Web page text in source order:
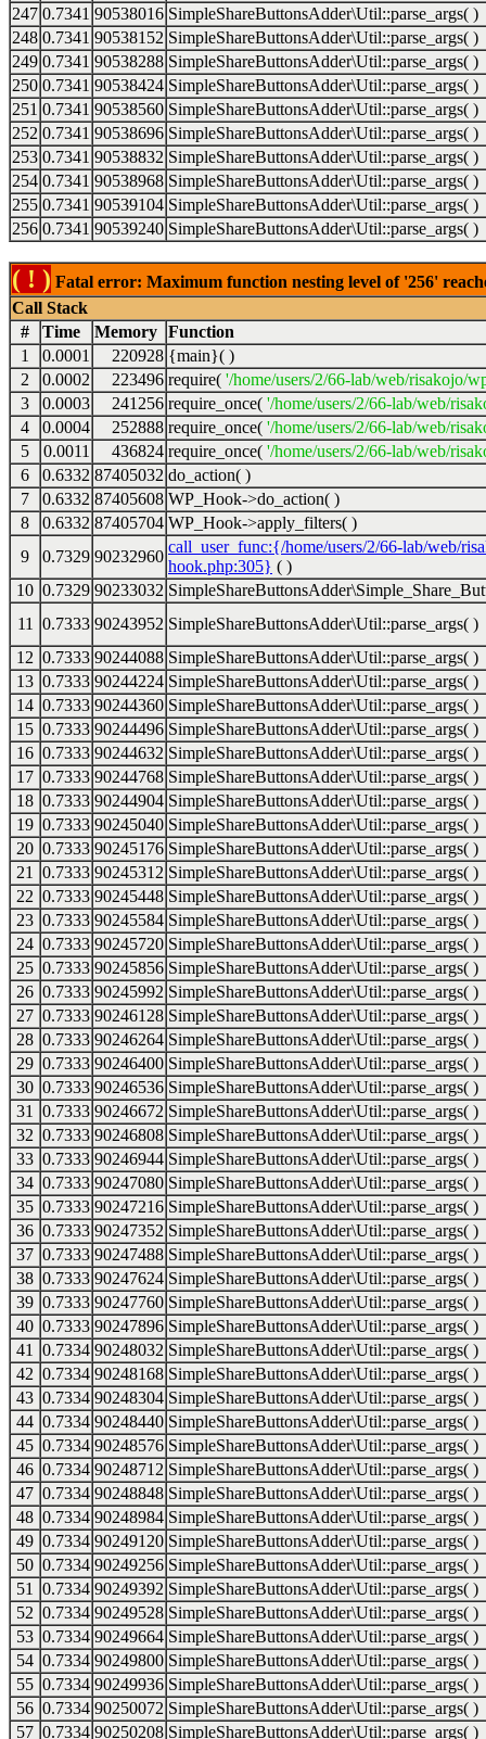
247 0.7341 90538016 SimpleShareButtonsAdder\Util::parse_args( )
248 0.7341 90538152 SimpleShareButtonsAdder\Util::parse_args( )
249 0.7341 90538288 SimpleShareButtonsAdder\Util::parse_args( )
250 0.7341 90538424 SimpleShareButtonsAdder\Util::parse_args( )
251 0.7341 90538560 SimpleShareButtonsAdder\Util::parse_args( )
252 0.7341 90538696 SimpleShareButtonsAdder\Util::parse_args( )
253 0.7341 90538832 SimpleShareButtonsAdder\Util::parse_args( )
254 0.7341 90538968 SimpleShareButtonsAdder\Util::parse_args( )
255 0.7341 90539104 SimpleShareButtonsAdder\Util::parse_args( )
256 0.7341 90539240 SimpleShareButtonsAdder\Util::parse_args( )
( ! ) Fatal error: Maximum function nesting level of '256'
Call Stack
#
Time Memory Function
1
0.0001 220928 {main}( )
2
0.0002 223496 require( '/home/users/2/66-lab/web/risakojo/
3
0.0003 241256 require_once( '/home/users/2/66-lab/web/
4
0.0004 252888 require_once( '/home/users/2/66-lab/web/
5
0.0011 436824 require_once( '/home/users/2/66-lab/web/
6
0.6332 87405032 do_action( )
7
0.6332 87405608 WP_Hook->do_action( )
8
0.6332 87405704 WP_Hook->apply_filters( )
9
0.7329 90232960
call_user_func:{/home/users/2/66-lab/web/
hook.php:305} ( )
10 0.7329 90233032
11
0.7333 90243952 SimpleShareButtonsAdder\Util::parse_args( )
12 0.7333 90244088 SimpleShareButtonsAdder\Util::parse_args( )
13 0.7333 90244224 SimpleShareButtonsAdder\Util::parse_args( )
14 0.7333 90244360 SimpleShareButtonsAdder\Util::parse_args( )
15 0.7333 90244496 SimpleShareButtonsAdder\Util::parse_args( )
16 0.7333 90244632 SimpleShareButtonsAdder\Util::parse_args( )
17 0.7333 90244768 SimpleShareButtonsAdder\Util::parse_args( )
18 0.7333 90244904 SimpleShareButtonsAdder\Util::parse_args( )
19 0.7333 90245040 SimpleShareButtonsAdder\Util::parse_args( )
20 0.7333 90245176 SimpleShareButtonsAdder\Util::parse_args( )
21
0.7333 90245312 SimpleShareButtonsAdder\Util::parse_args( )
22 0.7333 90245448 SimpleShareButtonsAdder\Util::parse_args( )
23 0.7333 90245584 SimpleShareButtonsAdder\Util::parse_args( )
24 0.7333 90245720 SimpleShareButtonsAdder\Util::parse_args( )
25 0.7333 90245856 SimpleShareButtonsAdder\Util::parse_args( )
26 0.7333 90245992 SimpleShareButtonsAdder\Util::parse_args( )
27 0.7333 90246128 SimpleShareButtonsAdder\Util::parse_args( )
28 0.7333 90246264 SimpleShareButtonsAdder\Util::parse_args( )
29 0.7333 90246400 SimpleShareButtonsAdder\Util::parse_args( )
30 0.7333 90246536 SimpleShareButtonsAdder\Util::parse_args( )
31
0.7333 90246672 SimpleShareButtonsAdder\Util::parse_args( )
32 0.7333 90246808 SimpleShareButtonsAdder\Util::parse_args( )
33 0.7333 90246944 SimpleShareButtonsAdder\Util::parse_args( )
34 0.7333 90247080 SimpleShareButtonsAdder\Util::parse_args( )
35 0.7333 90247216 SimpleShareButtonsAdder\Util::parse_args( )
36 0.7333 90247352 SimpleShareButtonsAdder\Util::parse_args( )
37 0.7333 90247488 SimpleShareButtonsAdder\Util::parse_args( )
38 0.7333 90247624 SimpleShareButtonsAdder\Util::parse_args( )
39 0.7333 90247760 SimpleShareButtonsAdder\Util::parse_args( )
40 0.7333 90247896 SimpleShareButtonsAdder\Util::parse_args( )
41
0.7334 90248032 SimpleShareButtonsAdder\Util::parse_args( )
42 0.7334 90248168 SimpleShareButtonsAdder\Util::parse_args( )
43 0.7334 90248304 SimpleShareButtonsAdder\Util::parse_args( )
44 0.7334 90248440 SimpleShareButtonsAdder\Util::parse_args( )
45 0.7334 90248576 SimpleShareButtonsAdder\Util::parse_args( )
46 0.7334 90248712 SimpleShareButtonsAdder\Util::parse_args( )
47 0.7334 90248848 SimpleShareButtonsAdder\Util::parse_args( )
48 0.7334 90248984 SimpleShareButtonsAdder\Util::parse_args( )
49 0.7334 90249120 SimpleShareButtonsAdder\Util::parse_args( )
50 0.7334 90249256 SimpleShareButtonsAdder\Util::parse_args( )
51
0.7334 90249392 SimpleShareButtonsAdder\Util::parse_args( )
52 0.7334 90249528 SimpleShareButtonsAdder\Util::parse_args( )
53 0.7334 90249664 SimpleShareButtonsAdder\Util::parse_args( )
54 0.7334 90249800 SimpleShareButtonsAdder\Util::parse_args( )
55 0.7334 90249936 SimpleShareButtonsAdder\Util::parse_args( )
56 0.7334 90250072 SimpleShareButtonsAdder\Util::parse_args( )
57 0.7334 90250208 SimpleShareButtonsAdder\Util::parse_args( )